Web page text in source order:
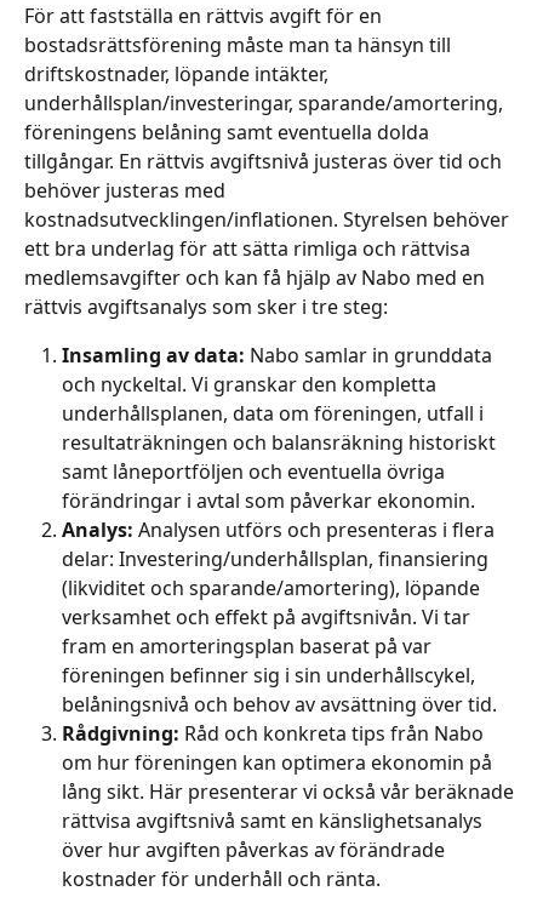
För att fastställa en rättvis avgift för en
bostadsrättsförening måste man ta hänsyn till
driftskostnader, löpande intäkter,
underhållsplan/investeringar, sparande/amortering,
föreningens belåning samt eventuella dolda
tillgångar. En rättvis avgiftsnivå justeras över tid och
behöver justeras med
kostnadsutvecklingen/inflationen. Styrelsen behöver
ett bra underlag för att sätta rimliga och rättvisa
medlemsavgifter och kan få hjälp av Nabo med en
rättvis avgiftsanalys som sker i tre steg:
Insamling av data: Nabo samlar in grunddata
och nyckeltal. Vi granskar den kompletta
underhållsplanen, data om föreningen, utfall i
resultaträkningen och balansräkning historiskt
samt låneportföljen och eventuella övriga
förändringar i avtal som påverkar ekonomin.
Analys: Analysen utförs och presenteras i flera
delar: Investering/underhållsplan, finansiering
(likviditet och sparande/amortering), löpande
verksamhet och effekt på avgiftsnivån. Vi tar
fram en amorteringsplan baserat på var
föreningen befinner sig i sin underhållscykel,
belåningsnivå och behov av avsättning över tid.
Rådgivning: Råd och konkreta tips från Nabo
om hur föreningen kan optimera ekonomin på
lång sikt. Här presenterar vi också vår beräknade
rättvisa avgiftsnivå samt en känslighetsanalys
över hur avgiften påverkas av förändrade
kostnader för underhåll och ränta.